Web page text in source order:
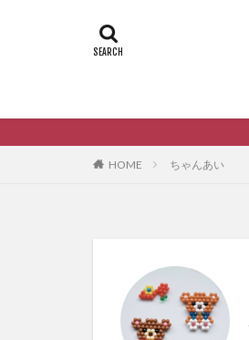
HOME ちゃんあい